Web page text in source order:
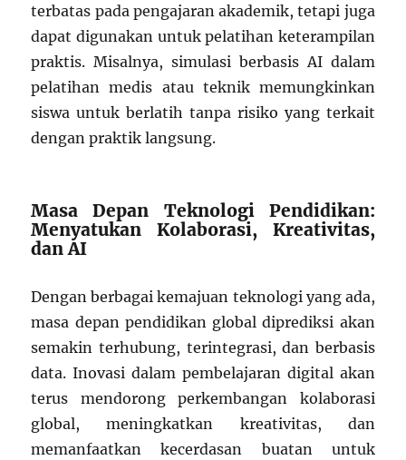
terbatas pada pengajaran akademik, tetapi juga
dapat digunakan untuk pelatihan keterampilan
praktis. Misalnya, simulasi berbasis AI dalam
pelatihan medis atau teknik memungkinkan
siswa untuk berlatih tanpa risiko yang terkait
dengan praktik langsung.
Masa Depan Teknologi Pendidikan:
Menyatukan Kolaborasi, Kreativitas,
dan AI
Dengan berbagai kemajuan teknologi yang ada,
masa depan pendidikan global diprediksi akan
semakin terhubung, terintegrasi, dan berbasis
data. Inovasi dalam pembelajaran digital akan
terus mendorong perkembangan kolaborasi
global, meningkatkan kreativitas, dan
memanfaatkan kecerdasan buatan untuk